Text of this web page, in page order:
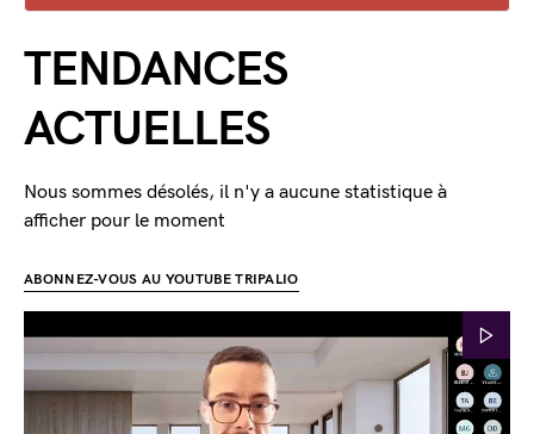
TENDANCES
ACTUELLES
Nous sommes désolés, il n'y a aucune statistique à
afficher pour le moment
ABONNEZ-VOUS AU YOUTUBE TRIPALIO